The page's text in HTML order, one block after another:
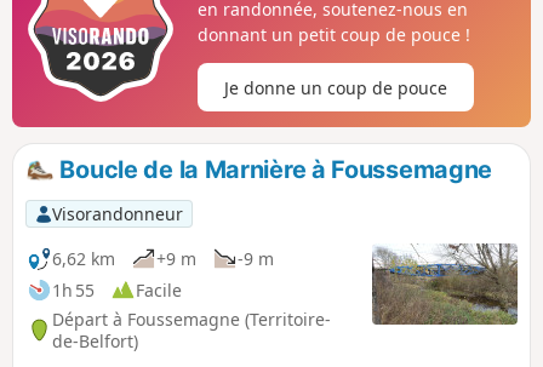
en randonnée, soutenez-nous en
donnant un petit coup de pouce !
Je donne un coup de pouce
Boucle de la Marnière à Foussemagne
Visorandonneur
6,62 km
+9 m
-9 m
1h 55
Facile
Départ à Foussemagne (Territoire-
de-Belfort)